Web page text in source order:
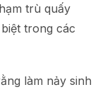
trù quấy
trong các
làm nảy sinh